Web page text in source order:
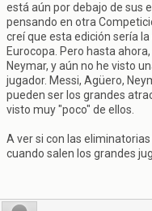
está aún por debajo de sus
pensando en otra
creí que esta edición sería
Eurocopa. Pero hasta
Neymar, y aún no he visto
jugador. Messi, Agüero,
pueden ser los grandes
visto muy "poco" de ellos.
A ver si con las
cuando salen los grandes